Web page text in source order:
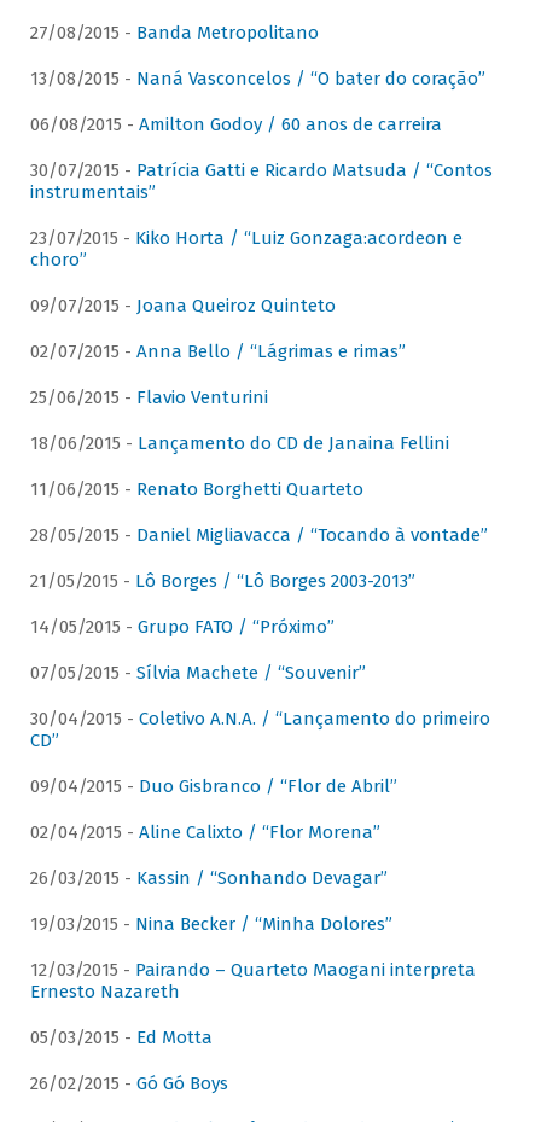
27/08/2015 - Banda Metropolitano
13/08/2015 - Naná Vasconcelos / “O bater do coração”
06/08/2015 - Amilton Godoy / 60 anos de carreira
30/07/2015 - Patrícia Gatti e Ricardo Matsuda / “Contos
instrumentais”
23/07/2015 - Kiko Horta / “Luiz Gonzaga:acordeon e
choro”
09/07/2015 - Joana Queiroz Quinteto
02/07/2015 - Anna Bello / “Lágrimas e rimas”
25/06/2015 - Flavio Venturini
18/06/2015 - Lançamento do CD de Janaina Fellini
11/06/2015 - Renato Borghetti Quarteto
28/05/2015 - Daniel Migliavacca / “Tocando à vontade”
21/05/2015 - Lô Borges / “Lô Borges 2003-2013”
14/05/2015 - Grupo FATO / “Próximo”
07/05/2015 - Sílvia Machete / “Souvenir”
30/04/2015 - Coletivo A.N.A. / “Lançamento do primeiro
CD”
09/04/2015 - Duo Gisbranco / “Flor de Abril”
02/04/2015 - Aline Calixto / “Flor Morena”
26/03/2015 - Kassin / “Sonhando Devagar”
19/03/2015 - Nina Becker / “Minha Dolores”
12/03/2015 - Pairando – Quarteto Maogani interpreta
Ernesto Nazareth
05/03/2015 - Ed Motta
26/02/2015 - Gó Gó Boys